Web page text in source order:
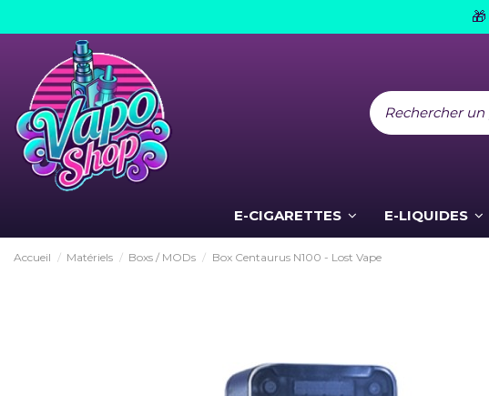
🎁
E-CIGARETTES E-LIQUIDES
Accueil Matériels Boxs / MODs Box Centaurus N100 - Lost Vape